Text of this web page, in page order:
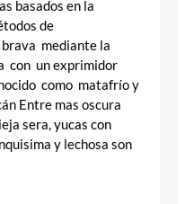
basados en la
de
mediante la
con un exprimidor
como matafrío y
Entre mas oscura
sera, yucas con
y lechosa son